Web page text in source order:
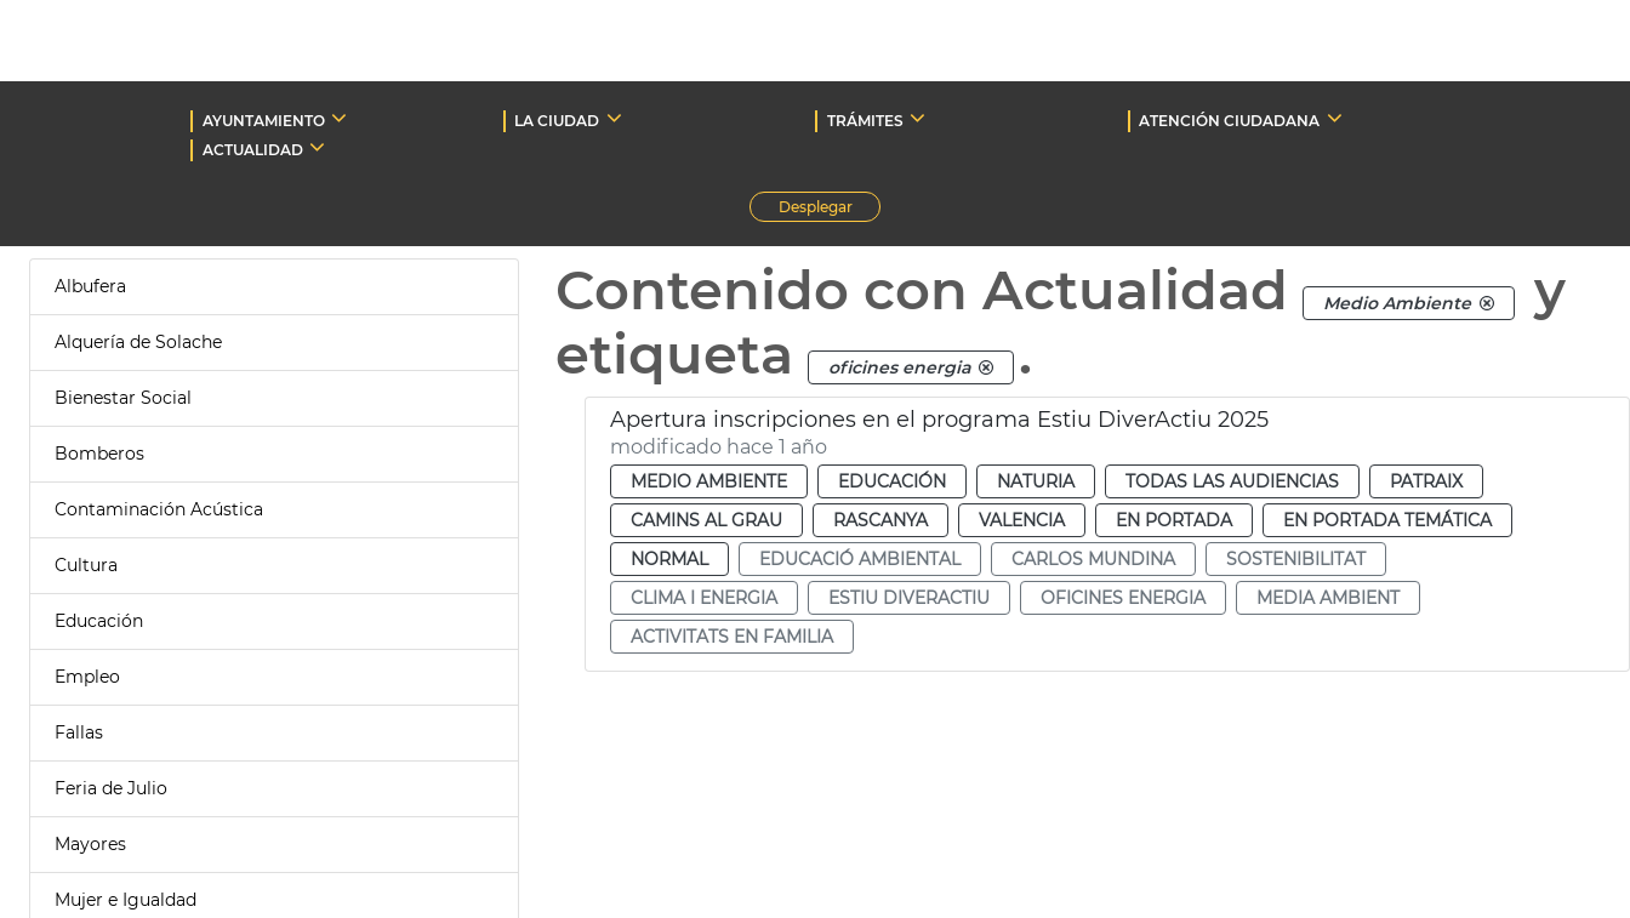
AYUNTAMIENTO LA CIUDAD TRÁMITES
ATENCIÓN CIUDADANA
ACTUALIDAD
Desplegar
Albufera
Alquería de Solache
Bienestar Social
Bomberos
Contaminación Acústica
Cultura
Educación
Empleo
Fallas
Feria de Julio
Mayores
Mujer e Igualdad
Contenido con Actualidad Medio Ambiente
y
etiqueta
oficines energia .
Apertura inscripciones en el programa Estiu DiverActiu 2025
modificado hace 1 año
MEDIO AMBIENTE EDUCACIÓN NATURIA TODAS LAS AUDIENCIAS
PATRAIX
CAMINS AL GRAU
RASCANYA VALENCIA EN PORTADA
EN PORTADA TEMÁTICA
NORMAL
EDUCACIÓ AMBIENTAL CARLOS MUNDINA
SOSTENIBILITAT
CLIMA I ENERGIA
ESTIU DIVERACTIU OFICINES ENERGIA
MEDIA AMBIENT
ACTIVITATS EN FAMILIA